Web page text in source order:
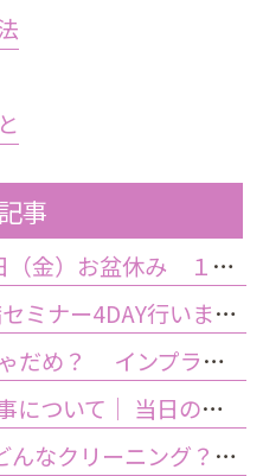
事
8月１１日（祝）ー１４日（金）お盆休み １５日土曜日から診療しております
2025インプラント歯周病セミナー4DAY行いました
電子タバコも禁煙しなきゃだめ？ インプラント手術前後の喫煙が及ぼす影響とは？
インプラント手術後の食事について｜ 当日の注意点・いつから普通の食事ができる？
歯医者の「PMTC」とはどんなクリーニング？スケーリングとは何が違うの？